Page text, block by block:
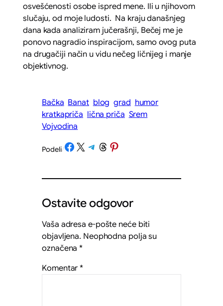
osvešćenosti osobe ispred mene. Ili u njihovom
slučaju, od moje ludosti. Na kraju današnjeg
dana kada analiziram jučerašnji, Bečej me je
ponovo nagradio inspiracijom, samo ovog puta
na drugačiji način u vidu nečeg ličnijeg i manje
objektivnog.
Bačka Banat blog grad humor
kratkapriča lična priča Srem
Vojvodina
Podeli/Share on Facebook
Share on X Share on Telegram
Share on Threads
Share on Pinterest
Ostavite odgovor
Vaša adresa e-pošte neće biti
objavljena. Neophodna polja su
označena*
Komentar*